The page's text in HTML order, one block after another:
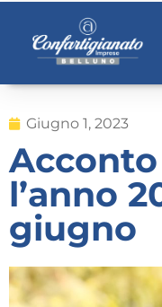
Giugno 1, 2023
l’anno
giugno